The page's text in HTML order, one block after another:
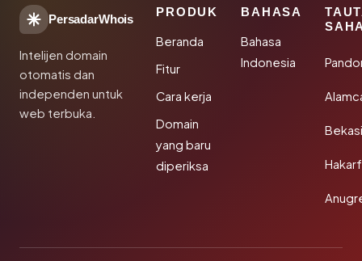
PersadarWhois
Intelijen domain
otomatis dan
independen untuk
web terbuka.
PRODUK
Beranda
Fitur
Cara kerja
Domain
yang baru
diperiksa
BAHASA
Bahasa
Indonesia